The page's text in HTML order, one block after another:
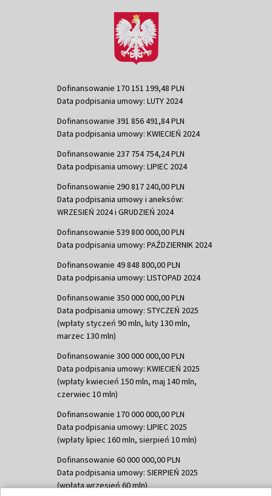
Dofinansowanie 170 151 199,48 PLN
Data podpisania umowy: LUTY 2024
Dofinansowanie 391 856 491,84 PLN
Data podpisania umowy: KWIECIEŃ 2024
Dofinansowanie 237 754 754,24 PLN
Data podpisania umowy: LIPIEC 2024
Dofinansowanie 290 817 240,00 PLN
Data podpisania umowy i aneksów:
WRZESIEŃ 2024 i GRUDZIEŃ 2024
Dofinansowanie 539 800 000,00 PLN
Data podpisania umowy: PAŹDZIERNIK 2024
Dofinansowanie 49 848 800,00 PLN
Data podpisania umowy: LISTOPAD 2024
Dofinansowanie 350 000 000,00 PLN
Data podpisania umowy: STYCZEŃ 2025
(wpłaty styczeń 90 mln, luty 130 mln,
marzec 130 mln)
Dofinansowanie 300 000 000,00 PLN
Data podpisania umowy: KWIECIEŃ 2025
(wpłaty kwiecień 150 mln, maj 140 mln,
czerwiec 10 mln)
Dofinansowanie 170 000 000,00 PLN
Data podpisania umowy: LIPIEC 2025
(wpłaty lipiec 160 mln, sierpień 10 mln)
Dofinansowanie 60 000 000,00 PLN
Data podpisania umowy: SIERPIEŃ 2025
(wpłata wrzesień 60 mln)